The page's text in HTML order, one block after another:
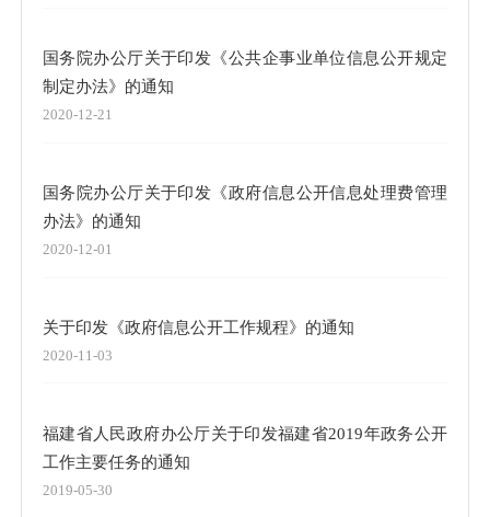
国务院办公厅关于印发《公共企事业单位信息公开规定
制定办法》的通知
2020-12-21
国务院办公厅关于印发《政府信息公开信息处理费管理
办法》的通知
2020-12-01
关于印发《政府信息公开工作规程》的通知
2020-11-03
福建省人民政府办公厅关于印发福建省2019年政务公开
工作主要任务的通知
2019-05-30